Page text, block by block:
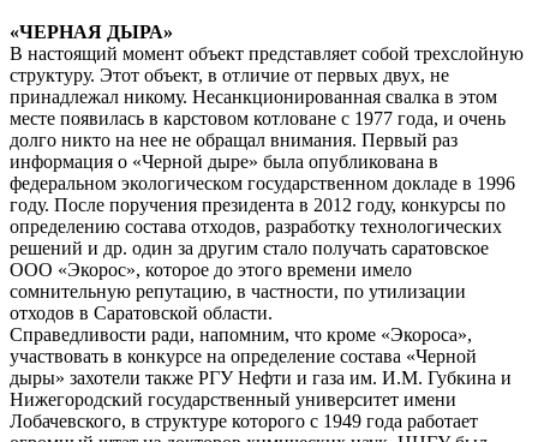
«ЧЕРНАЯ ДЫРА»
В настоящий момент объект представляет собой трехслойную
структуру. Этот объект, в отличие от первых двух, не
принадлежал никому. Несанкционированная свалка в этом
месте появилась в карстовом котловане с 1977 года, и очень
долго никто на нее не обращал внимания. Первый раз
информация о «Черной дыре» была опубликована в
федеральном экологическом государственном докладе в 1996
году. После поручения президента в 2012 году, конкурсы по
определению состава отходов, разработку технологических
решений и др. один за другим стало получать саратовское
ООО «Экорос», которое до этого времени имело
сомнительную репутацию, в частности, по утилизации
отходов в Саратовской области.
Справедливости ради, напомним, что кроме «Экороса»,
участвовать в конкурсе на определение состава «Черной
дыры» захотели также РГУ Нефти и газа им. И.М. Губкина и
Нижегородский государственный университет имени
Лобачевского, в структуре которого с 1949 года работает